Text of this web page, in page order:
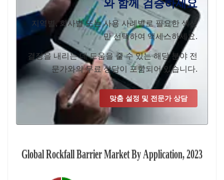
와 함께 검증하세요
지역별, 회사별 또는 사용 사례별로 필요한 섹션
만 선택하여 액세스하세요.
결정을 내리는 데 도움을 줄 수 있는 해당 분야 전
문가와의 무료 상담이 포함되어 있습니다.
맞춤 설정 및 전문가 상담